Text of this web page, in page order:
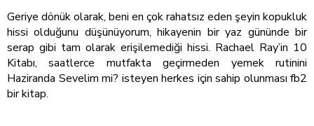
Geriye dönük olarak, beni en çok rahatsız eden şeyin kopukluk
hissi olduğunu düşünüyorum, hikayenin bir yaz gününde bir
serap gibi tam olarak erişilemediği hissi. Rachael Ray’in 10
Kitabı, saatlerce mutfakta geçirmeden yemek rutinini
Haziranda Sevelim mi? isteyen herkes için sahip olunması fb2
bir kitap.